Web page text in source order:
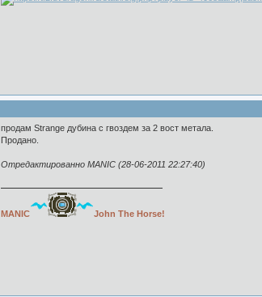
продам Strange дубина с гвоздем за 2 вост метала.
Продано.
Отредактированно MANIC (28-06-2011 22:27:40)
MANIC John The Horse!